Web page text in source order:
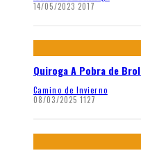
14/05/2023 2017
Quiroga A Pobra de
Camino de Invierno
08/03/2025 1127